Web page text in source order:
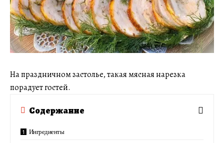
На праздничном застолье, такая мясная нарезка
порадует гостей.
Содержание
Ингредиенты